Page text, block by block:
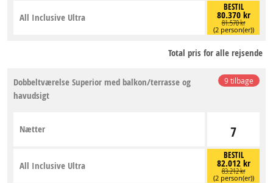
BESTIL
80.370 kr
81.570 kr
(2 person(er))
All Inclusive Ultra
Total pris for alle rejsende
9 tilbage
Dobbeltværelse Superior med balkon/terrasse og
havudsigt
7
Nætter
BESTIL
82.012 kr
83.212 kr
(2 person(er))
All Inclusive Ultra